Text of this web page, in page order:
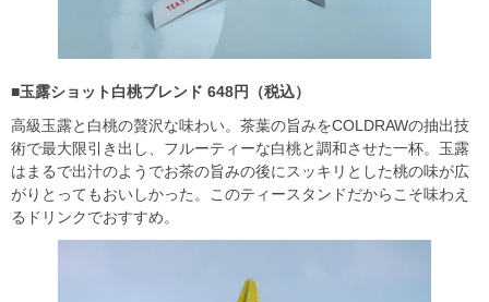
■玉露ショット白桃ブレンド 648円（税込）
高級玉露と白桃の贅沢な味わい。茶葉の旨みをCOLDRAWの抽出技
術で最大限引き出し、フルーティーな白桃と調和させた一杯。玉露
はまるで出汁のようでお茶の旨みの後にスッキリとした桃の味が広
がりとってもおいしかった。このティースタンドだからこそ味わえ
るドリンクでおすすめ。